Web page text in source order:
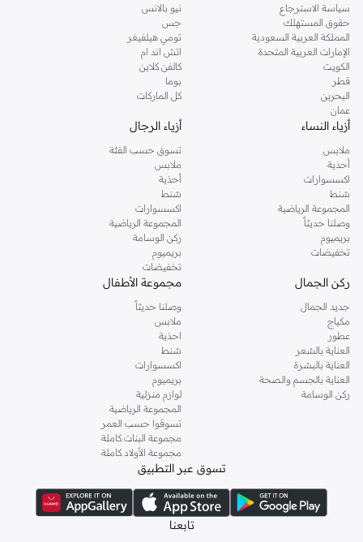
سياسة الاسترجاع
حقوق المستهلك
المملكة العربية السعودية
الإمارات العربية المتحدة
الكويت
قطر
البحرين
عمان
نيو بالانس
جس
تومي هيلفيغر
اتش اند ام
كالفن كلاين
بوما
كل الماركات
أزياء النساء
ملابس
أحذية
اكسسوارات
شنط
المجموعة الرياضية
وصلنا حديثاً
بريميوم
تخفيضات
أزياء الرجال
تسوق حسب الفئة
ملابس
أحذية
شنط
اكسسوارات
المجموعة الرياضية
ركن الوسامة
بريميوم
تخفيضات
ركن الجمال
جديد الجمال
مكياج
عطور
العناية بالشعر
العناية بالبشرة
العناية بالجسم والصحة
ركن الوسامة
مجموعة الأطفال
وصلنا حديثاً
ملابس
احذية
شنط
اكسسوارات
بريميوم
لوازم منزلية
المجموعة الرياضية
تسوقوا حسب العمر
مجموعة البنات كاملة
مجموعة الأولاد كاملة
تسوق عبر التطبيق
تابعنا